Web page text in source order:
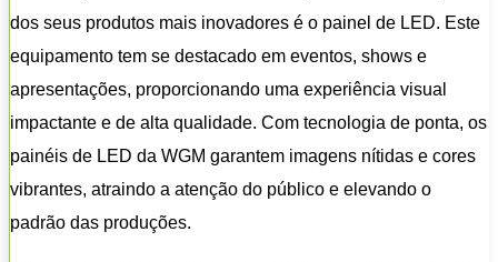
dos seus produtos mais inovadores é o painel de LED. Este
equipamento tem se destacado em eventos, shows e
apresentações, proporcionando uma experiência visual
impactante e de alta qualidade. Com tecnologia de ponta, os
painéis de LED da WGM garantem imagens nítidas e cores
vibrantes, atraindo a atenção do público e elevando o
padrão das produções.